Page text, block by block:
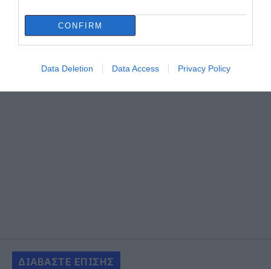
CONFIRM
Data Deletion Data Access Privacy Policy
ΔΙΑΒΑΣΤΕ ΕΠΙΣΗΣ